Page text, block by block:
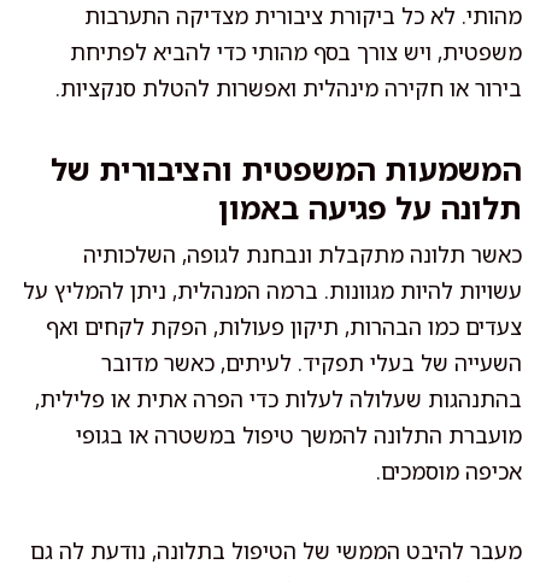
מהותי. לא כל ביקורת ציבורית מצדיקה התערבות
משפטית, ויש צורך בסף מהותי כדי להביא לפתיחת
בירור או חקירה מינהלית ואפשרות להטלת סנקציות.
המשמעות המשפטית והציבורית של
תלונה על פגיעה באמון
כאשר תלונה מתקבלת ונבחנת לגופה, השלכותיה
עשויות להיות מגוונות. ברמה המנהלית, ניתן להמליץ על
צעדים כמו הבהרות, תיקון פעולות, הפקת לקחים ואף
השעייה של בעלי תפקיד. לעיתים, כאשר מדובר
בהתנהגות שעלולה לעלות כדי הפרה אתית או פלילית,
מועברת התלונה להמשך טיפול במשטרה או בגופי
אכיפה מוסמכים.
מעבר להיבט הממשי של הטיפול בתלונה, נודעת לה גם